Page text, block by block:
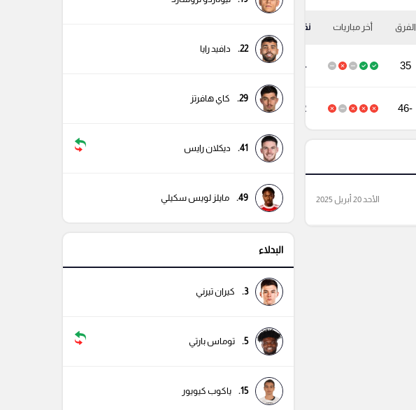
الفرق أخر مباريات نقاط
35
74
-46
22
الأحد 20 أبريل 2025
22. دافيد رايا
29. كاي هافرتز
41. ديكلان رايس
49. مايلز لويس سكيلي
البدلاء
3. كيران تيرني
5. توماس بارتي
15. ياكوب كيويور